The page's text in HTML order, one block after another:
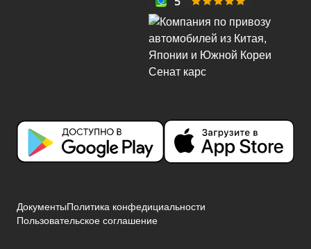
ДокументыПолитика конфедициальности
Пользовательское соглашение